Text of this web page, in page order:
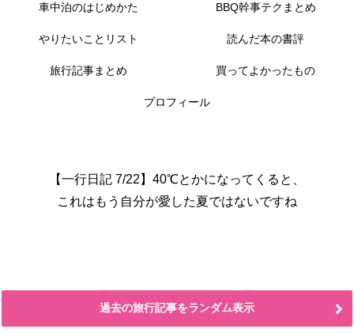
車中泊のはじめかた BBQ幹事テクまとめ
やりたいことリスト 読んだ本の書評
旅行記事まとめ 買ってよかったもの
プロフィール
【一行日記 7/22】40℃とかになってくると、
これはもう自分が愛した夏ではないですね
過去の旅行記事をランダム表示